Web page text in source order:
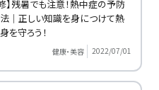
】残暑でも注意！熱中症の予防
｜正しい知識を身につけて熱
を守ろう！
健康・美容 2022/07/01